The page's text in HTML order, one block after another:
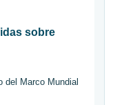
sobre
del Marco Mundial